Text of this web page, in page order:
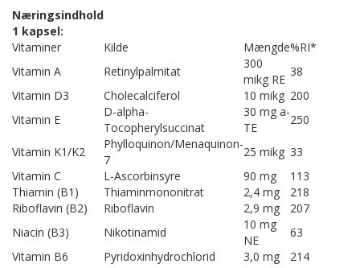
Næringsindhold
1 kapsel:
Vitaminer
Kilde Mængde%RI*
Vitamin A
Retinylpalmitat
300
mikg RE
38
Vitamin D3
Cholecalciferol 10 mikg 200
Vitamin E
D-alpha-
Tocopherylsuccinat
30 mg a-
TE
250
Vitamin K1/K2
Phylloquinon/Menaquinon-
7
25 mikg 33
Vitamin C
L-Ascorbinsyre 90 mg
113
Thiamin (B1)
Thiaminmononitrat 2,4 mg
218
Riboflavin (B2)
Riboflavin 2,9 mg
207
Niacin (B3)
Nikotinamid
10 mg
NE
63
Vitamin B6
Pyridoxinhydrochlorid 3,0 mg
214